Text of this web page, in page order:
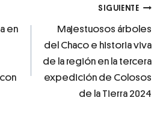
en
SIGUIENTE
Majestuosos árboles
del Chaco e historia viva
de la región en la tercera
expedición de Colosos
de la Tierra 2024